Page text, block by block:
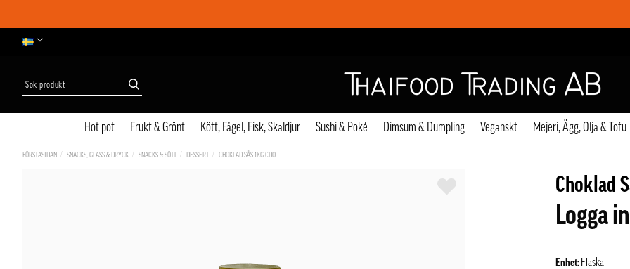
Hot pot Frukt & Grönt Kött, Fågel, Fisk, Skaldjur Sushi & Poké Dimsum & Dumpling Veganskt Mejeri, Ägg, Olja & Tofu
FÖRSTASIDAN SNACKS, GLASS & DRYCK SNACKS & SÖTT DESSERT CHOKLAD SÅS 1KG CDO
Choklad
Logga
Enhet: Flaska